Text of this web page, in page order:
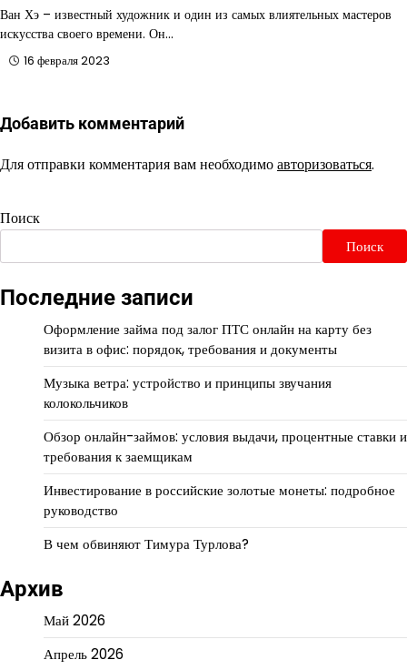
Ван Хэ – известный художник и один из самых влиятельных мастеров
искусства своего времени. Он…
16 февраля 2023
Добавить комментарий
Для отправки комментария вам необходимоавторизоваться.
Поиск
Поиск
Последние записи
Оформление займа под залог ПТС онлайн на карту без
визита в офис: порядок, требования и документы
Музыка ветра: устройство и принципы звучания
колокольчиков
Обзор онлайн-займов: условия выдачи, процентные ставки и
требования к заемщикам
Инвестирование в российские золотые монеты: подробное
руководство
В чем обвиняют Тимура Турлова?
Архив
Май 2026
Апрель 2026